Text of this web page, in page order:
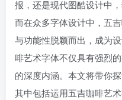
报，还是现代图酷设计中
而在众多字体设计中，五
与功能性脱颖而出，成为
啡艺术字体不仅具有强烈
的深度内涵。本文将带你
其中包括运用五吉咖啡艺